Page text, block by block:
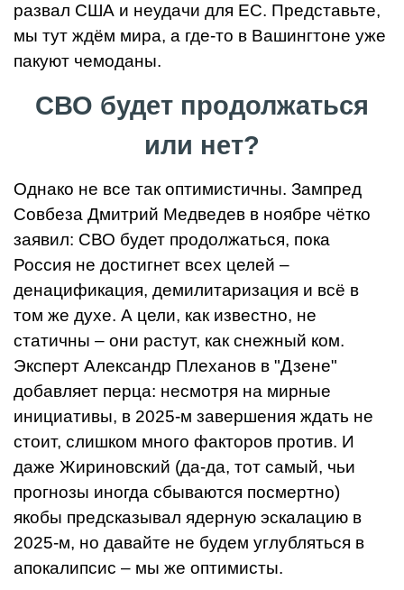
развал США и неудачи для ЕС. Представьте,
мы тут ждём мира, а где-то в Вашингтоне уже
пакуют чемоданы.
СВО будет продолжаться
или нет?
Однако не все так оптимистичны. Зампред
Совбеза Дмитрий Медведев в ноябре чётко
заявил: СВО будет продолжаться, пока
Россия не достигнет всех целей –
денацификация, демилитаризация и всё в
том же духе. А цели, как известно, не
статичны – они растут, как снежный ком.
Эксперт Александр Плеханов в "Дзене"
добавляет перца: несмотря на мирные
инициативы, в 2025-м завершения ждать не
стоит, слишком много факторов против. И
даже Жириновский (да-да, тот самый, чьи
прогнозы иногда сбываются посмертно)
якобы предсказывал ядерную эскалацию в
2025-м, но давайте не будем углубляться в
апокалипсис – мы же оптимисты.